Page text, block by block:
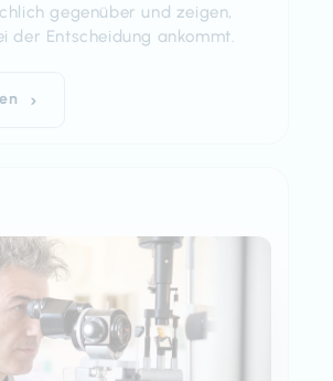
gegenüber und zeigen,
der Entscheidung ankommt.